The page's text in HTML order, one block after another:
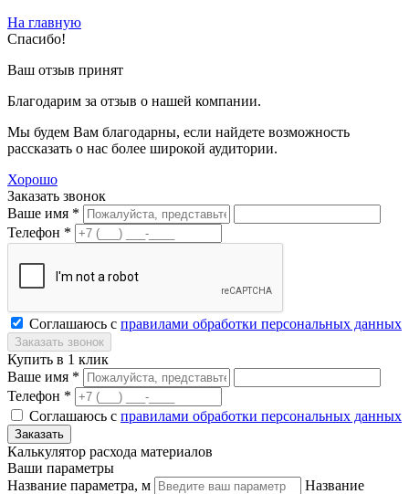
На главную
Спасибо!
Ваш отзыв принят
Благодарим за отзыв о нашей компании.
Мы будем Вам благодарны, если найдете возможность
рассказать о нас более широкой аудитории.
Хорошо
Заказать звонок
Ваше имя *
Телефон *
Соглашаюсь с правилами обработки персональных данных
Купить в 1 клик
Ваше имя *
Телефон *
Соглашаюсь с правилами обработки персональных данных
Калькулятор расхода материалов
Ваши параметры
Название параметра, м
Название